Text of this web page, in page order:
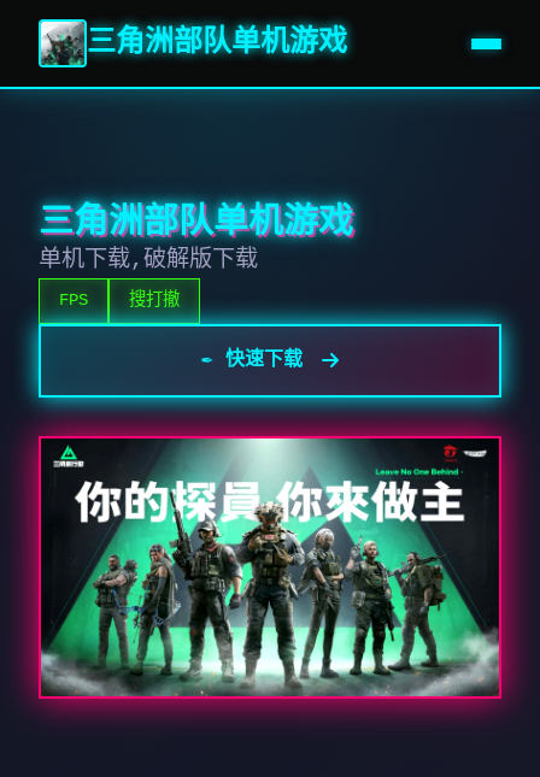
三角洲部队单机游戏
三角洲部队单机游戏
单机下载,破解版下载
FPS 搜打撤
✒️ 快速下载